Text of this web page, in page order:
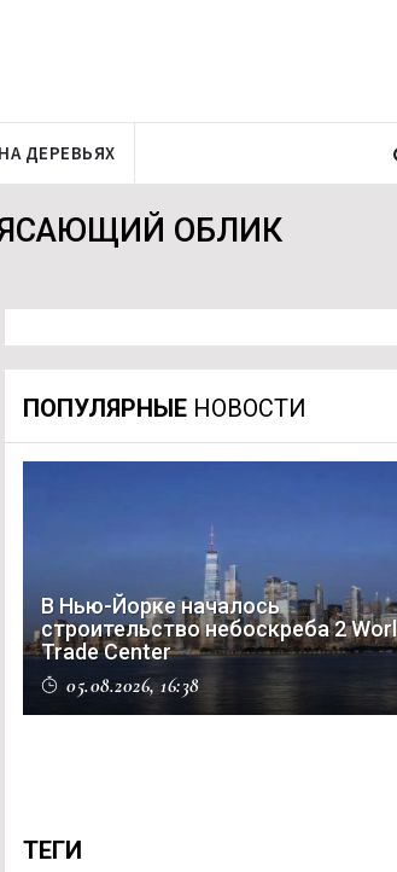
ДЕРЕВЬЯХ
ОБЛИК
ПОПУЛЯРНЫЕ НОВОСТИ
В Нью-Йорке началось
строительство небоскреба 2
Trade Center
05.08.2026, 16:38
ТЕГИ